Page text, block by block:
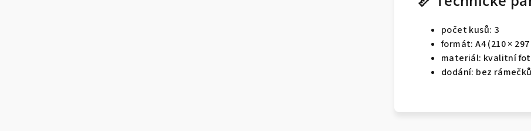
počet kusů: 3
formát: A4 (210 ×
materiál: kvalitní
dodání: bez rámečků